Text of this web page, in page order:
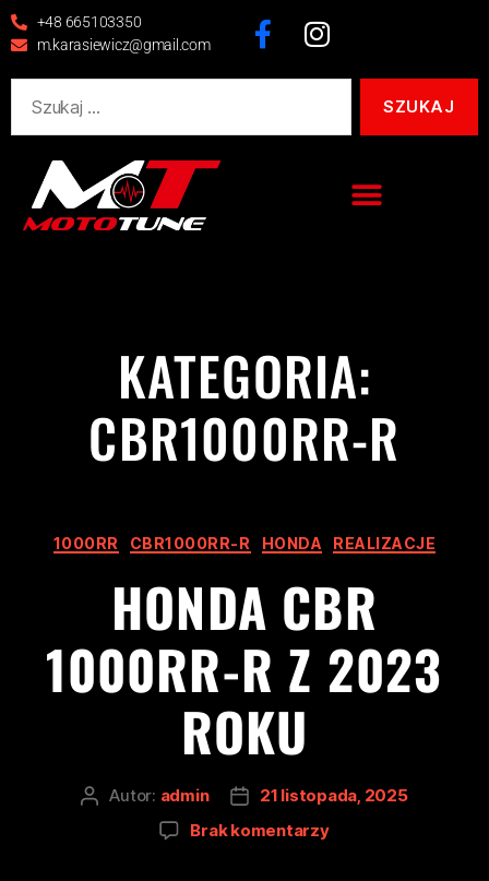
+48 665103350
m.karasiewicz@gmail.com
KATEGORIA:
CBR1000RR-R
1000RR CBR1000RR-R HONDA REALIZACJE
HONDA CBR
1000RR-R Z 2023
ROKU
Autor: admin
21 listopada, 2025
Brak komentarzy